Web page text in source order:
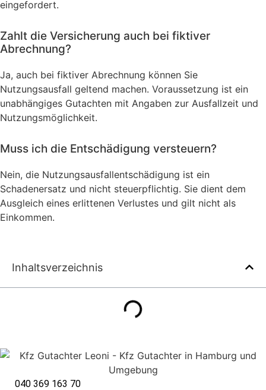
eingefordert.
Zahlt die Versicherung auch bei fiktiver
Abrechnung?
Ja, auch bei fiktiver Abrechnung können Sie
Nutzungsausfall geltend machen. Voraussetzung ist ein
unabhängiges Gutachten mit Angaben zur Ausfallzeit und
Nutzungsmöglichkeit.
Muss ich die Entschädigung versteuern?
Nein, die Nutzungsausfallentschädigung ist ein
Schadenersatz und nicht steuerpflichtig. Sie dient dem
Ausgleich eines erlittenen Verlustes und gilt nicht als
Einkommen.
Inhaltsverzeichnis
040 369 163 70